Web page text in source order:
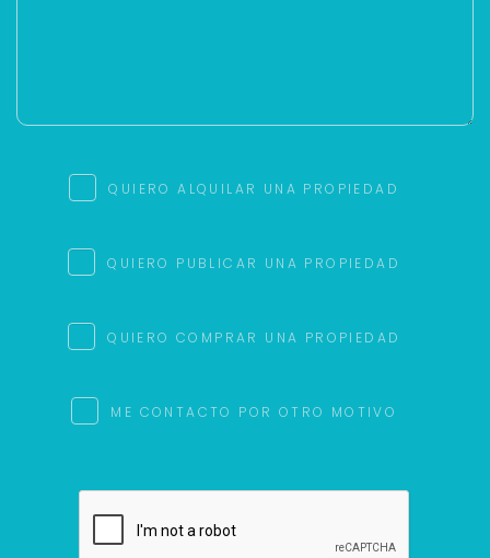
QUIERO ALQUILAR UNA PROPIEDAD
QUIERO PUBLICAR UNA PROPIEDAD
QUIERO COMPRAR UNA PROPIEDAD
ME CONTACTO POR OTRO MOTIVO